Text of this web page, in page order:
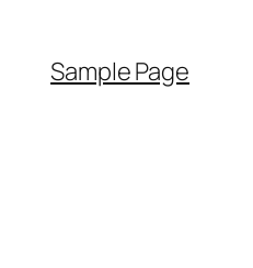
Sample Page